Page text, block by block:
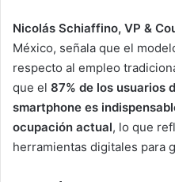
Nicolás Schiaffino, VP &
México, señala que el
respecto al empleo
que el 87% de los usuarios
smartphone es
ocupación actual, lo que
herramientas digitales para